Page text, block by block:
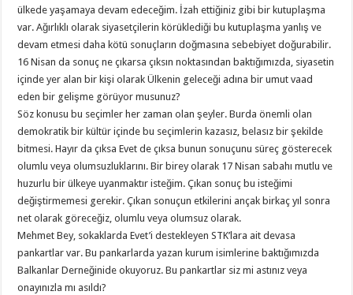
ülkede yaşamaya devam edeceğim. İzah ettiğiniz gibi bir kutuplaşma
var. Ağırlıklı olarak siyasetçilerin körüklediği bu kutuplaşma yanlış ve
devam etmesi daha kötü sonuçların doğmasına sebebiyet doğurabilir.
16 Nisan da sonuç ne çıkarsa çıksın noktasından baktığımızda, siyasetin
içinde yer alan bir kişi olarak Ülkenin geleceği adına bir umut vaad
eden bir gelişme görüyor musunuz?
Söz konusu bu seçimler her zaman olan şeyler. Burda önemli olan
demokratik bir kültür içinde bu seçimlerin kazasız, belasız bir şekilde
bitmesi. Hayır da çıksa Evet de çıksa bunun sonuçunu süreç gösterecek
olumlu veya olumsuzluklarını. Bir birey olarak 17 Nisan sabahı mutlu ve
huzurlu bir ülkeye uyanmaktır isteğim. Çıkan sonuç bu isteğimi
değiştirmemesi gerekir. Çıkan sonuçun etkilerini ançak birkaç yıl sonra
net olarak göreceğiz, olumlu veya olumsuz olarak.
Mehmet Bey, sokaklarda Evet’i destekleyen STK’lara ait devasa
pankartlar var. Bu pankarlarda yazan kurum isimlerine baktığımızda
Balkanlar Derneğinide okuyoruz. Bu pankartlar siz mi astınız veya
onayınızla mı asıldı?